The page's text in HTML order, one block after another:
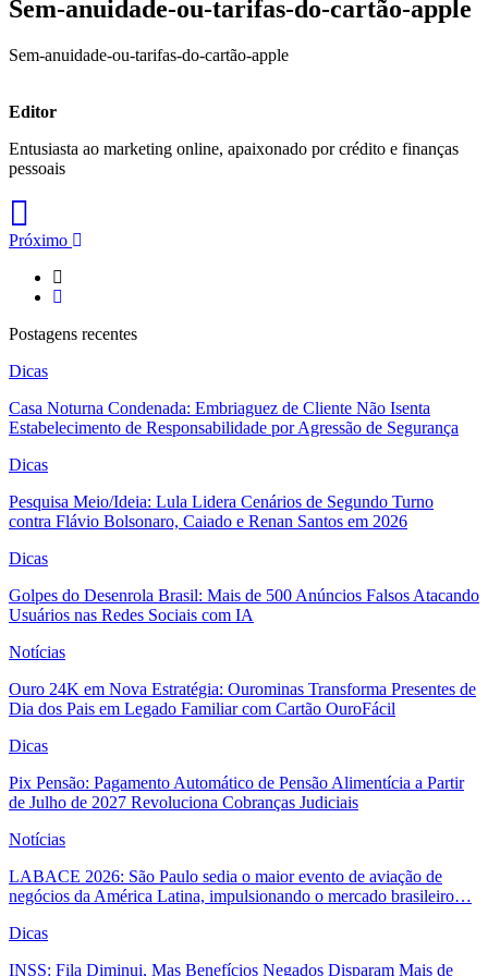
Sem-anuidade-ou-tarifas-do-cartão-apple
Sem-anuidade-ou-tarifas-do-cartão-apple
Editor
Entusiasta ao marketing online, apaixonado por crédito e finanças
pessoais
Próximo
Postagens recentes
Dicas
Casa Noturna Condenada: Embriaguez de Cliente Não Isenta
Estabelecimento de Responsabilidade por Agressão de Segurança
Dicas
Pesquisa Meio/Ideia: Lula Lidera Cenários de Segundo Turno
contra Flávio Bolsonaro, Caiado e Renan Santos em 2026
Dicas
Golpes do Desenrola Brasil: Mais de 500 Anúncios Falsos Atacando
Usuários nas Redes Sociais com IA
Notícias
Ouro 24K em Nova Estratégia: Ourominas Transforma Presentes de
Dia dos Pais em Legado Familiar com Cartão OuroFácil
Dicas
Pix Pensão: Pagamento Automático de Pensão Alimentícia a Partir
de Julho de 2027 Revoluciona Cobranças Judiciais
Notícias
LABACE 2026: São Paulo sedia o maior evento de aviação de
negócios da América Latina, impulsionando o mercado brasileiro…
Dicas
INSS: Fila Diminui, Mas Benefícios Negados Disparam Mais de